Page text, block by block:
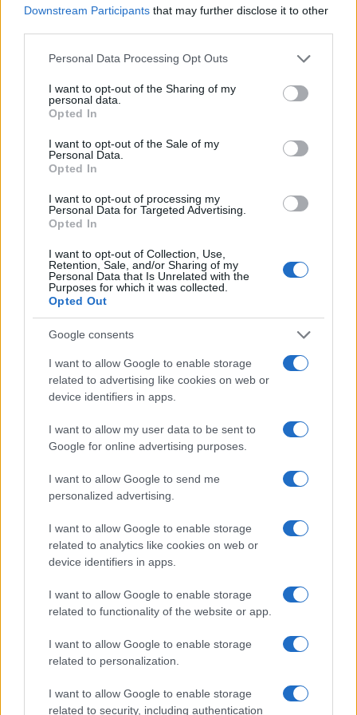
Downstream Participants that may further disclose it to other
Please note that this website/app uses one or more Google
not limited to your visit or usage behaviour. You may click to
grant or deny consent to Google and its third-party tags to
use your data for below specified purposes in below Google
consent section.
Personal Data Processing Opt Outs
I want to opt-out of the Sharing of my
personal data.
Opted In
I want to opt-out of the Sale of my
Personal Data.
Opted In
I want to opt-out of processing my
Personal Data for Targeted Advertising.
Opted In
I want to opt-out of Collection, Use,
Retention, Sale, and/or Sharing of my
Personal Data that Is Unrelated with the
Purposes for which it was collected.
Opted Out
Google consents
I want to allow Google to enable storage
related to advertising like cookies on web or
device identifiers in apps.
I want to allow my user data to be sent to
Google for online advertising purposes.
I want to allow Google to send me
personalized advertising.
I want to allow Google to enable storage
related to analytics like cookies on web or
device identifiers in apps.
I want to allow Google to enable storage
related to functionality of the website or app.
I want to allow Google to enable storage
related to personalization.
I want to allow Google to enable storage
related to security, including authentication
Mario Malu
Paolo Pinna
Martina Agostina Diturco
I nostri cari
I nostri cari
I nostri cari
Giovannimaria Cabras
Invia un Comunicato Stampa| Pubblicità Segnala